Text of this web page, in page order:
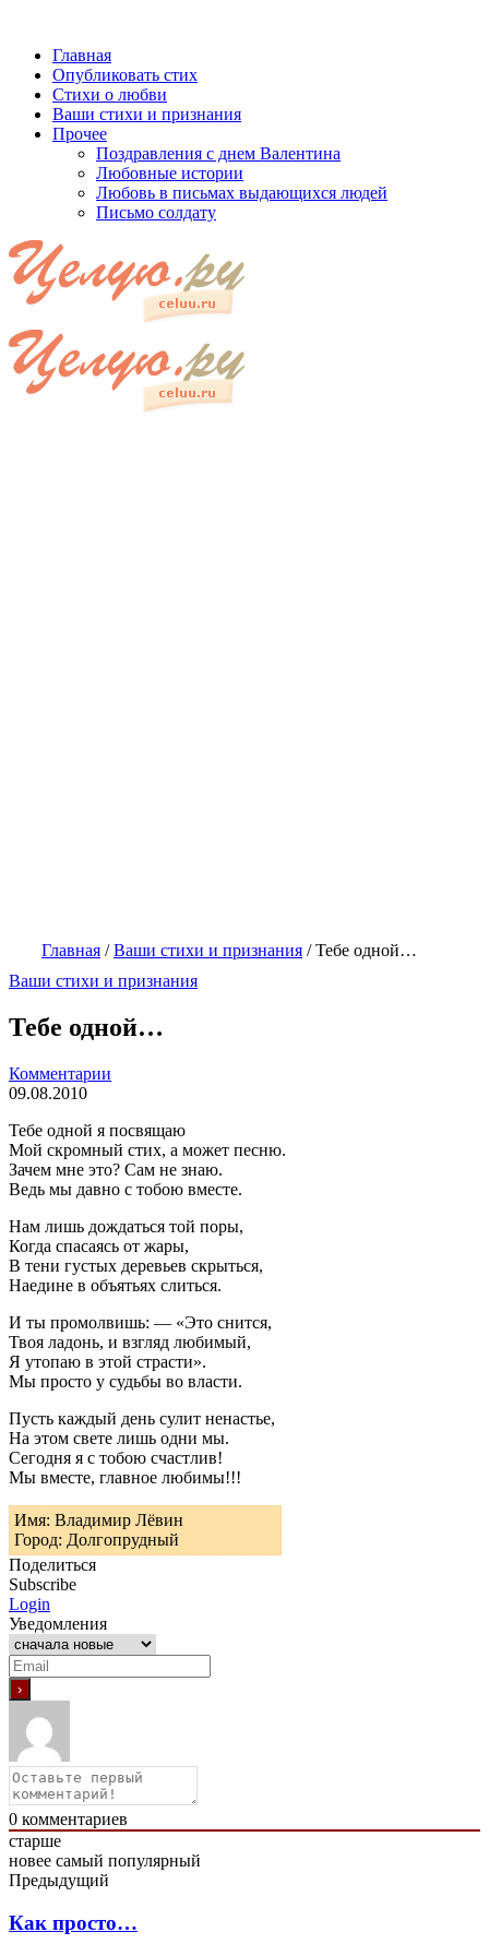
Главная
Опубликовать стих
Стихи о любви
Ваши стихи и признания
Прочее
Поздравления с днем Валентина
Любовные истории
Любовь в письмах выдающихся людей
Письмо солдату
Главная /Ваши стихи и признания /Тебе одной…
Ваши стихи и признания
Тебе одной…
Комментарии
09.08.2010
Тебе одной я посвящаю
Мой скромный стих, а может песню.
Зачем мне это? Сам не знаю.
Ведь мы давно с тобою вместе.
Нам лишь дождаться той поры,
Когда спасаясь от жары,
В тени густых деревьев скрыться,
Наедине в объятьях слиться.
И ты промолвишь: — «Это снится,
Твоя ладонь, и взгляд любимый,
Я утопаю в этой страсти».
Мы просто у судьбы во власти.
Пусть каждый день сулит ненастье,
На этом свете лишь одни мы.
Сегодня я с тобою счастлив!
Мы вместе, главное любимы!!!
Имя: Владимир Лёвин
Город: Долгопрудный
Поделиться
Subscribe
Login
Уведомления
0 комментариев
старше
новее самый популярный
Предыдущий
Как просто…